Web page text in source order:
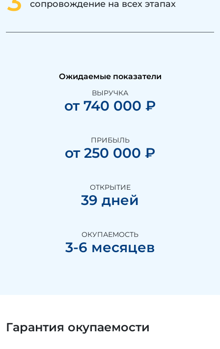
сопровождение на всех этапах
Ожидаемые показатели
ВЫРУЧКА
от 740 000 ₽
ПРИБЫЛЬ
от 250 000 ₽
ОТКРЫТИЕ
39 дней
ОКУПАЕМОСТЬ
3-6 месяцев
Гарантия окупаемости